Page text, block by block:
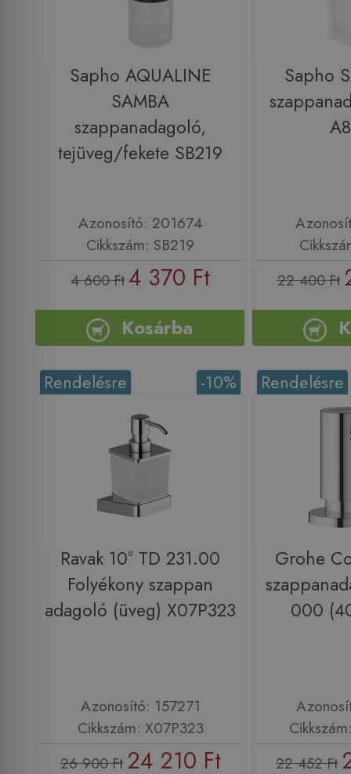
Sapho AQUALINE
SAMBA
szappanadagoló,
tejüveg/fekete SB219
Azonosító: 201674
Cikkszám: SB219
4 600 Ft4 370 Ft
Kosárba
Sapho
22 400 Ft
-10%
Rendelésre
Ravak 10° TD 231.00
Folyékony szappan
adagoló (üveg) X07P323
Azonosító: 157271
Cikkszám: X07P323
26 900 Ft 24 210 Ft
Rendelésre
Grohe
000
22 452 Ft